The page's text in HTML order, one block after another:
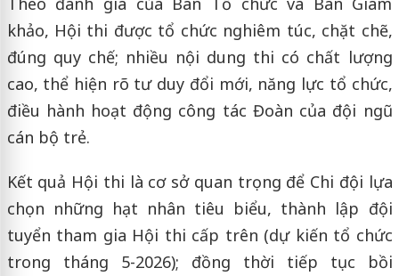
khảo, Hội thi được tổ chức nghiêm túc, chặt chẽ,
đúng quy chế; nhiều nội dung thi có chất lượng
cao, thể hiện rõ tư duy đổi mới, năng lực tổ chức,
điều hành hoạt động công tác Đoàn của đội ngũ
cán bộ trẻ.
Kết quả Hội thi là cơ sở quan trọng để Chi đội lựa
chọn những hạt nhân tiêu biểu, thành lập đội
tuyển tham gia Hội thi cấp trên (dự kiến tổ chức
trong tháng 5-2026); đồng thời tiếp tục bồi